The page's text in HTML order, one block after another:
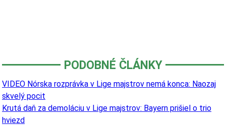
PODOBNÉ ČLÁNKY
VIDEO Nórska rozprávka v Lige majstrov nemá konca: Naozaj
skvelý pocit
Krutá daň za demoláciu v Lige majstrov: Bayern prišiel o trio
hviezd